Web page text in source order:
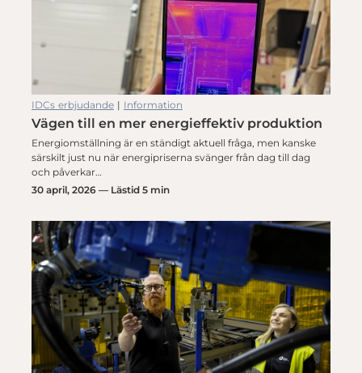
IDCs erbjudande | Information
Vägen till en mer energieffektiv produktion
Energiomställning är en ständigt aktuell fråga, men kanske
särskilt just nu när energipriserna svänger från dag till dag
och påverkar…
30 april, 2026 — Lästid 5 min